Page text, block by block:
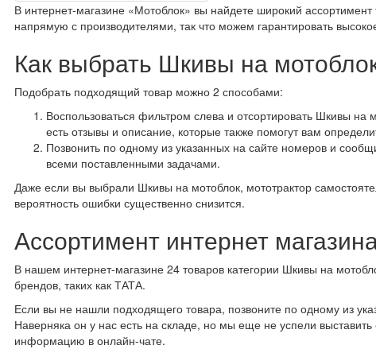
В интернет-магазине «Мотоблок» вы найдете широкий
напрямую с производителями, так что можем гарантировать
Как выбрать Шкивы на
Подобрать подходящий товар можно 2 способами:
Воспользоваться фильтром слева и отсортировать Шкивы на
есть отзывы и описание, которые также помогут вам
Позвонить по одному из указанных на сайте номеров и
всеми поставленными задачами.
Даже если вы выбрали Шкивы на мотоблок, мототрактор
вероятность ошибки существенно снизится.
Ассортимент интернет
В нашем интернет-магазине 24 товаров категории Шкивы на
брендов, таких как ТАТА.
Если вы не нашли подходящего товара, позвоните по одному из
Наверняка он у нас есть на складе, но мы еще не успели
информацию в онлайн-чате.